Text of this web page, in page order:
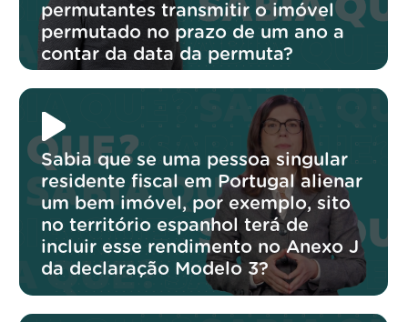
permutantes transmitir o imóvel
permutado no prazo de um ano a
contar da data da permuta?
Sabia que se uma pessoa singular
residente fiscal em Portugal alienar
um bem imóvel, por exemplo, sito
no território espanhol terá de
incluir esse rendimento no Anexo J
da declaração Modelo 3?